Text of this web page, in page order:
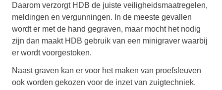
Daarom verzorgt HDB de juiste veiligheidsmaatregelen,
meldingen en vergunningen. In de meeste gevallen
wordt er met de hand gegraven, maar mocht het nodig
zijn dan maakt HDB gebruik van een minigraver waarbij
er wordt voorgestoken.
Naast graven kan er voor het maken van proefsleuven
ook worden gekozen voor de inzet van zuigtechniek.